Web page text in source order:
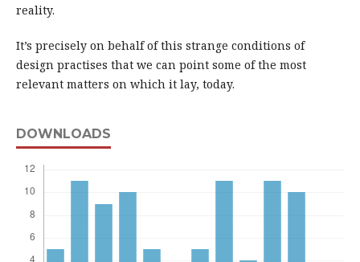
reality.
It’s precisely on behalf of this strange conditions of
design practises that we can point some of the most
relevant matters on which it lay, today.
DOWNLOADS